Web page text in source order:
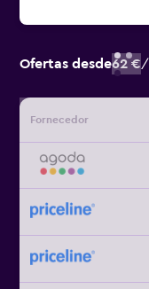
Ofertas desde62 €/
Fornecedor